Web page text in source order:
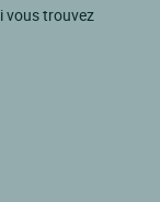
vous trouvez